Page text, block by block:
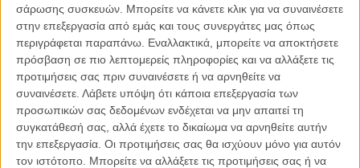
σάρωσης συσκευών. Μπορείτε να κάνετε κλικ για να συναινέσετε
στην επεξεργασία από εμάς και τους συνεργάτες μας όπως
περιγράφεται παραπάνω. Εναλλακτικά, μπορείτε να αποκτήσετε
πρόσβαση σε πιο λεπτομερείς πληροφορίες και να αλλάξετε τις
προτιμήσεις σας πριν συναινέσετε ή να αρνηθείτε να
συναινέσετε. Λάβετε υπόψη ότι κάποια επεξεργασία των
προσωπικών σας δεδομένων ενδέχεται να μην απαιτεί τη
συγκατάθεσή σας, αλλά έχετε το δικαίωμα να αρνηθείτε αυτήν
την επεξεργασία. Οι προτιμήσεις σας θα ισχύουν μόνο για αυτόν
τον ιστότοπο. Μπορείτε να αλλάξετε τις προτιμήσεις σας ή να
Το «Promised Land» του Γκας Βαν Σαντ σε επτά νέα clips
ΝΕΑ /10 ΔΕΚ 2012/ Λήδα Γαλανού
Βερολίνο 2013. «Promised Land»: Ο Γκας Βαν Σαντ κι ο
Ματ Ντέιμον κάνουν μια ταινία με μήνυμα.
Berlinale 63: Οταν ο Γκας Βαν Σαντ ξανασυνάντησε τον